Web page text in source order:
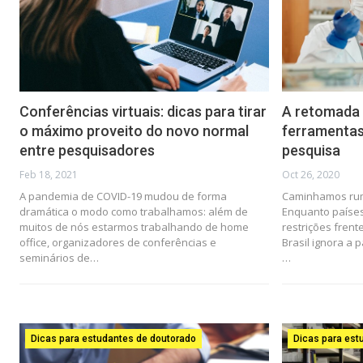
Conferências virtuais: dicas para tirar
o máximo proveito do novo normal
entre pesquisadores
Feb 18, 2021
A pandemia de COVID-19 mudou de forma
dramática o modo como trabalhamos: além de
muitos de nós estarmos trabalhando de home
office, organizadores de conferências e
seminários de…
A
pesquisa
Oct 26, 2020
Caminhamos
Enquanto
restrições
Brasil ignora a
…
Dicas para estudantes de doutorado Dicas para